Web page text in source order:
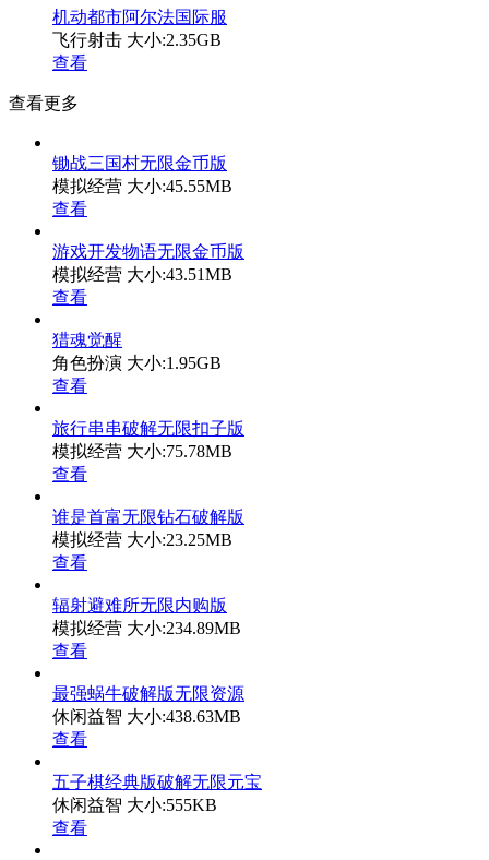
机动都市阿尔法国际服
飞行射击 大小:2.35GB
查看
查看更多
锄战三国村无限金币版
模拟经营 大小:45.55MB
查看
游戏开发物语无限金币版
模拟经营 大小:43.51MB
查看
猎魂觉醒
角色扮演 大小:1.95GB
查看
旅行串串破解无限扣子版
模拟经营 大小:75.78MB
查看
谁是首富无限钻石破解版
模拟经营 大小:23.25MB
查看
辐射避难所无限内购版
模拟经营 大小:234.89MB
查看
最强蜗牛破解版无限资源
休闲益智 大小:438.63MB
查看
五子棋经典版破解无限元宝
休闲益智 大小:555KB
查看